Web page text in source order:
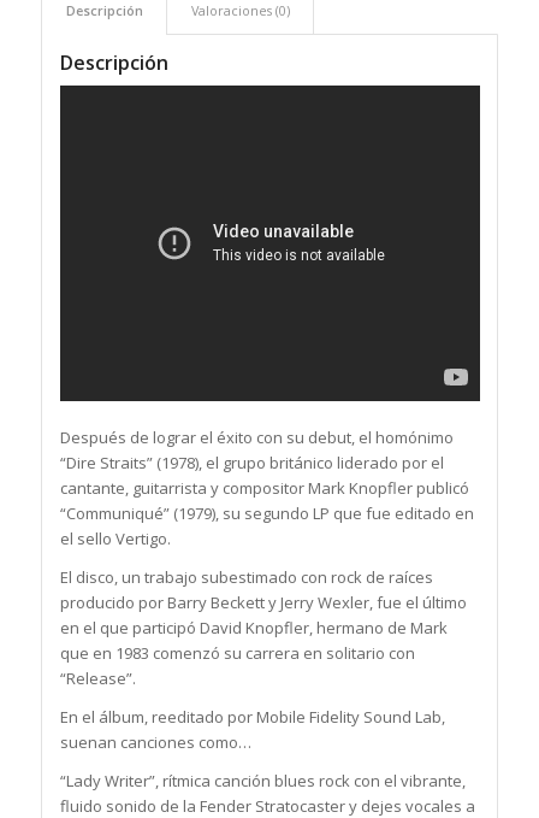
Descripción Valoraciones (0)
Descripción
Después de lograr el éxito con su debut, el homónimo
“Dire Straits” (1978), el grupo británico liderado por el
cantante, guitarrista y compositor Mark Knopfler publicó
“Communiqué” (1979), su segundo LP que fue editado en
el sello Vertigo.
El disco, un trabajo subestimado con rock de raíces
producido por Barry Beckett y Jerry Wexler, fue el último
en el que participó David Knopfler, hermano de Mark
que en 1983 comenzó su carrera en solitario con
“Release”.
En el álbum, reeditado por Mobile Fidelity Sound Lab,
suenan canciones como…
“Lady Writer”, rítmica canción blues rock con el vibrante,
fluido sonido de la Fender Stratocaster y dejes vocales a